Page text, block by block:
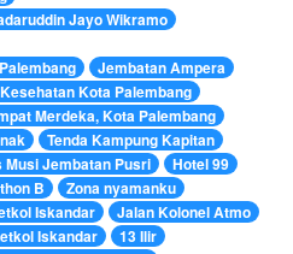
Jayo Wikramo
Jembatan Ampera
Kota Palembang
Merdeka, Kota Palembang
Tenda Kampung Kapitan
Musi Jembatan Pusri
Hotel 99
B
Zona nyamanku
Iskandar
Jalan Kolonel Atmo
Iskandar
13 Ilir